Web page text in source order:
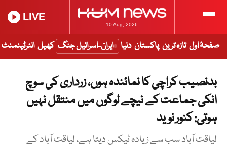
10 Aug, 2026
LIVE
صفحۂ اول تازہ ترین پاکستان دنیا ایران-اسرائیل جنگ کھیل انٹرٹینمنٹ
بدنصیب کراچی کا نمائندہ ہوں، زرداری کی سوچ
انکی جماعت کے نیچے لوگوں میں منتقل نہیں
ہوتی: کنور نوید
لیاقت آباد سب سے زیادہ ٹیکس دیتا ہے، لیاقت آباد کے